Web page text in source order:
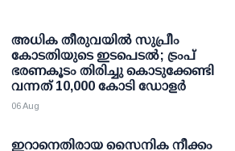
അധിക തീരുവയില്‍ സുപ്രീം
കോടതിയുടെ ഇടപെടല്‍; ട്രംപ്
ഭരണകൂടം തിരിച്ചു കൊടുക്കേണ്ടി
വന്നത് 10,000 കോടി ഡോളര്‍
06 Aug
ഇറാനെതിരായ സൈനിക നീക്കം